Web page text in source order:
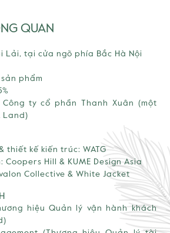
QUAN
Lải, tại cửa ngõ phía Bắc Hà Nội
phẩm
ty cổ phần Thanh Xuân (một
Land)
thiết kế kiến trúc: WATG
Hill & KUME Design Asia
Collective & White Jacket
hiệu Quản lý vận hành khách